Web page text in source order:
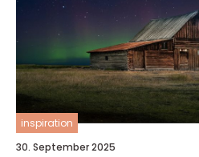
inspiration
30. September 2025